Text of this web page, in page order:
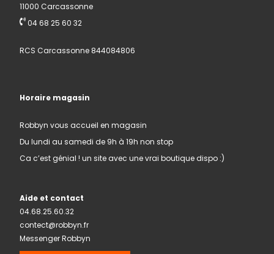
11000 Carcassonne
04 68 25 60 32
RCS Carcassonne 844084806
Horaire magasin
Robbyn vous accueil en magasin
Du lundi au samedi de 9h à 19h non stop
Ca c’est génial ! un site avec une vrai boutique dispo :)
Aide et contact
04.68.25.60.32
contect@robbyn.fr
Messenger Robbyn